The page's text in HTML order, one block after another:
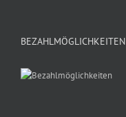
BEZAHLMÖGLICHKEITEN